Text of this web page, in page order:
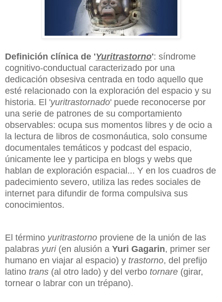
Definición clínica de 'Yuritrastorno': síndrome
cognitivo-conductual caracterizado por una
dedicación obsesiva centrada en todo aquello que
esté relacionado con la exploración del espacio y su
historia. El 'yuritrastornado' puede reconocerse por
una serie de patrones de su comportamiento
observables: ocupa sus momentos libres y de ocio a
la lectura de libros de cosmonáutica, solo consume
documentales temáticos y podcast del espacio,
únicamente lee y participa en blogs y webs que
hablan de exploración espacial... Y en los cuadros de
padecimiento severo, utiliza las redes sociales de
internet para difundir de forma compulsiva sus
conocimientos.
El término yuritrastorno proviene de la unión de las
palabras yuri(en alusión a Yuri Gagarin, primer ser
humano en viajar al espacio) y trastorno, del prefijo
latino trans (al otro lado) y del verbo tornare (girar,
tornear o labrar con un trépano).